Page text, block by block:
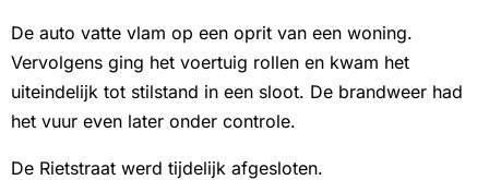
De auto vatte vlam op een oprit van een woning.
Vervolgens ging het voertuig rollen en kwam het
uiteindelijk tot stilstand in een sloot. De brandweer had
het vuur even later onder controle.
De Rietstraat werd tijdelijk afgesloten.